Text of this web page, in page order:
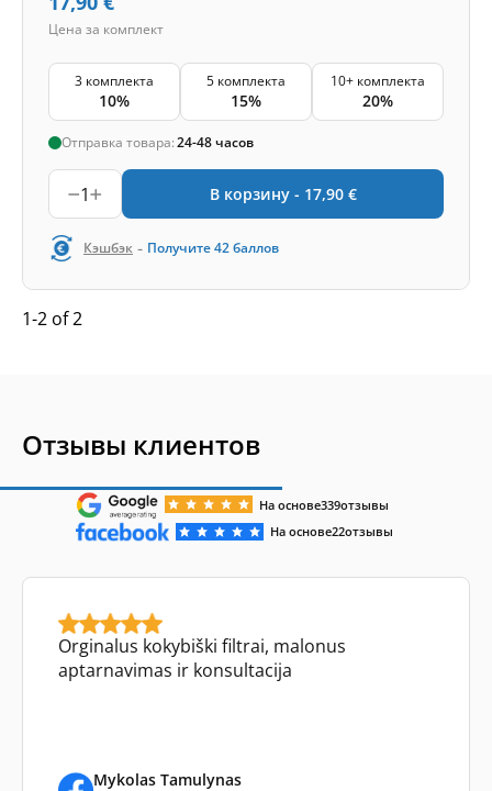
Цена за комплект
3 комплекта
10%
5 комплекта
15%
10+ комплекта
20%
Отправка товара:24-48 часов
1 В корзину - 17,90 €
Кэшбэк - Получите42баллов
1-2 of 2
Отзывы клиентов
На основе339отзывы
На основе22отзывы
Orginalus kokybiški filtrai, malonus
aptarnavimas ir konsultacija
Mykolas Tamulynas